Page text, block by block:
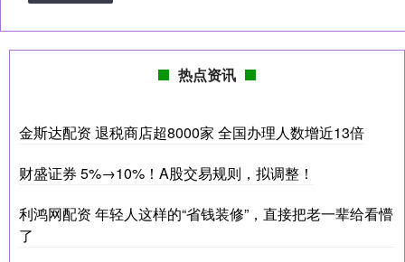
热点资讯
金斯达配资 退税商店超8000家 全国办理人数增近13倍
财盛证券 5%→10%！A股交易规则，拟调整！
利鸿网配资 年轻人这样的“省钱装修”，直接把老一辈给看懵
了